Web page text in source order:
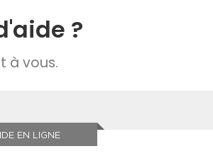
?
à vous.
EN LIGNE